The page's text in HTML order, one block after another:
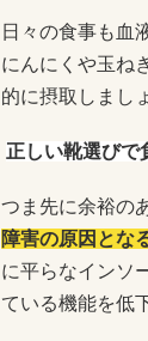
日々の食事も血
にんにくや玉ね
的に摂取しまし
正しい靴選びで
つま先に余裕の
障害の原因とな
に平らなインソ
ている機能を低